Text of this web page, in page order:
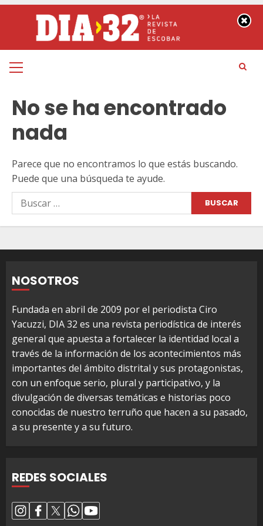
contenido
Menú
No se ha encontrado
nada
Parece que no encontramos lo que estás buscando.
Puede que una búsqueda te ayude.
Buscar:
NOSOTROS
Fundada en abril de 2009 por el periodista Ciro
Yacuzzi, DIA 32 es una revista periodística de interés
general que apuesta a fortalecer la identidad local a
través de la información de los acontecimientos más
importantes del ámbito distrital y sus protagonistas,
con un enfoque serio, plural y participativo, y la
divulgación de diversas temáticas e historias poco
conocidas de nuestro terruño que hacen a su pasado,
a su presente y a su futuro.
REDES SOCIALES